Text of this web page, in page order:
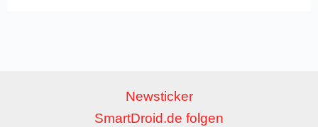
Newsticker
SmartDroid.de folgen